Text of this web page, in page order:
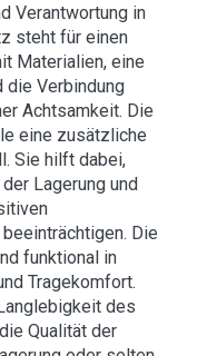
Verantwortung in
steht für einen
Materialien, eine
die Verbindung
Achtsamkeit. Die
eine zusätzliche
Sie hilft dabei,
Lagerung und
Die
funktional in
Tragekomfort.
des
Qualität der